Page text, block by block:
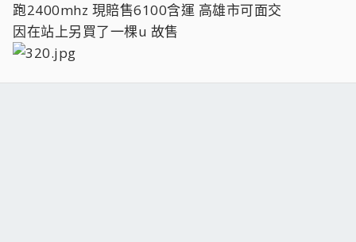
跑2400mhz 現賠售6100含運 高雄市可面交
因在站上另買了一棵u 故售